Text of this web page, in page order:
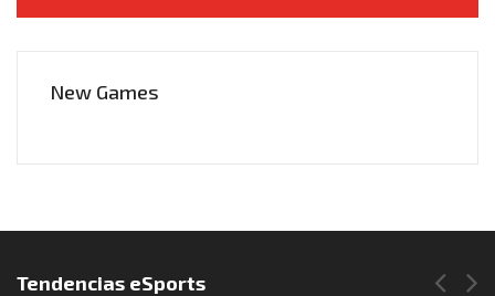
New Games
Síguenos en Instagram
Tendencias eSports